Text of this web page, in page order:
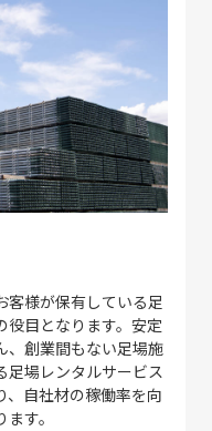
客様が保有している足
役目となります。安定
、創業間もない足場施
足場レンタルサービス
、自社材の稼働率を向
す。